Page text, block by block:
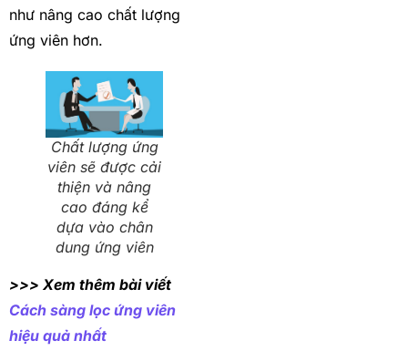
như nâng cao chất lượng
ứng viên hơn.
Chất lượng ứng
viên sẽ được cải
thiện và nâng
cao đáng kể
dựa vào chân
dung ứng viên
>>> Xem thêm bài viết
Cách sàng lọc ứng viên
hiệu quả nhất